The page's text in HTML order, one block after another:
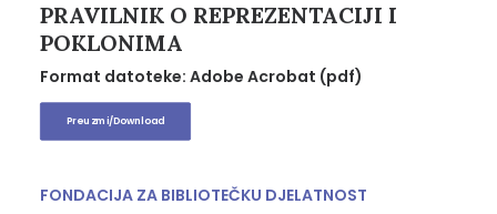
PRAVILNIK O REPREZENTACIJI I
POKLONIMA
Format datoteke: Adobe Acrobat (pdf)
Preuzmi/Download
FONDACIJA ZA BIBLIOTEČKU DJELATNOST